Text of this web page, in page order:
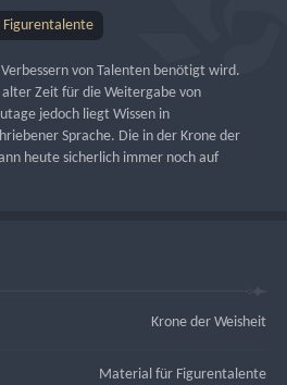
von Talenten benötigt wird.
Zeit für die Weitergabe von
jedoch liegt Wissen in
Sprache. Die in der Krone der
heute sicherlich immer noch auf
Krone der Weisheit
Material für Figurentalente